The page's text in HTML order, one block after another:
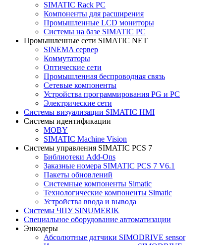
SIMATIC Rack PC
Компоненты для расширения
Промышленные LCD мониторы
Системы на базе SIMATIC PC
Промышленные сети SIMATIC NET
SINEMA сервер
Коммутаторы
Оптические сети
Промышленная беспроводная связь
Сетевые компоненты
Устройства программирования PG и PC
Электрические сети
Системы визуализации SIMATIC HMI
Системы идентификации
MOBY
SIMATIC Machine Vision
Системы управления SIMATIC PCS 7
Библиотеки Add-Ons
Заказные номера SIMATIC PCS 7 V6.1
Пакеты обновлений
Системные компоненты Simatic
Технологические компоненты Simatic
Устройства ввода и вывода
Системы ЧПУ SINUMERIK
Специальное оборудование автоматизации
Энкодеры
Абсолютные датчики SIMODRIVE sensor